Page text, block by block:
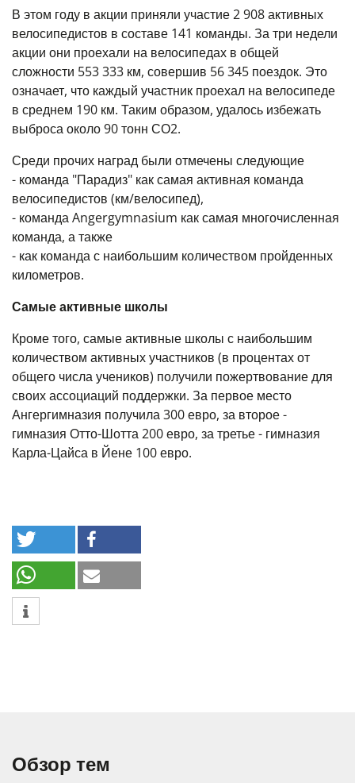
В этом году в акции приняли участие 2 908 активных
велосипедистов в составе 141 команды. За три недели
акции они проехали на велосипедах в общей
сложности 553 333 км, совершив 56 345 поездок. Это
означает, что каждый участник проехал на велосипеде
в среднем 190 км. Таким образом, удалось избежать
выброса около 90 тонн СО2.
Среди прочих наград были отмечены следующие
- команда "Парадиз" как самая активная команда
велосипедистов (км/велосипед),
- команда Angergymnasium как самая многочисленная
команда, а также
- как команда с наибольшим количеством пройденных
километров.
Самые активные школы
Кроме того, самые активные школы с наибольшим
количеством активных участников (в процентах от
общего числа учеников) получили пожертвование для
своих ассоциаций поддержки. За первое место
Ангергимназия получила 300 евро, за второе -
гимназия Отто-Шотта 200 евро, за третье - гимназия
Карла-Цайса в Йене 100 евро.
Обзор тем